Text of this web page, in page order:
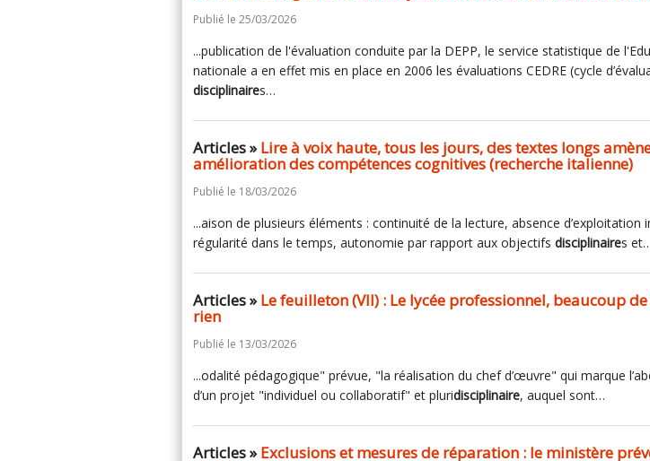
Publié le 25/03/2026
...publication de l'évaluation conduite par la DEPP, le service statistique de
nationale a en effet mis en place en 2006 les évaluations CEDRE (cycle
disciplinaires…
Articles »Lire à voix haute, tous les jours, des textes longs
amélioration des compétences cognitives (recherche italienne)
Publié le 18/03/2026
...aison de plusieurs éléments : continuité de la lecture, absence d’exploitation
régularité dans le temps, autonomie par rapport aux objectifs disciplinaires
Articles »Le feuilleton (VII) : Le lycée professionnel, beaucoup
rien
Publié le 13/03/2026
...odalité pédagogique" prévue, "la réalisation du chef d’œuvre" qui marque
d’un projet "individuel ou collaboratif" et pluridisciplinaire, auquel sont…
Articles »Exclusions et mesures de réparation : le ministère